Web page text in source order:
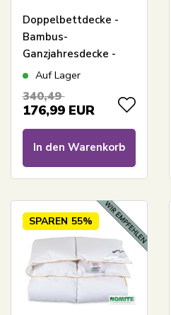
Doppelbettdecke -
Bambus-
Ganzjahresdecke -
Extra weiche
Dunfaser -
Auf Lager
340,49
176,99 EUR
In den Warenkorb
SPAREN 55%